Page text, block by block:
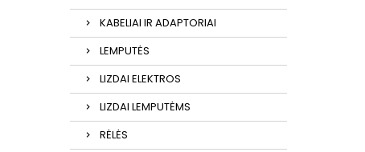
KABELIAI IR ADAPTORIAI
LEMPUTĖS
LIZDAI ELEKTROS
LIZDAI LEMPUTĖMS
RĖLĖS